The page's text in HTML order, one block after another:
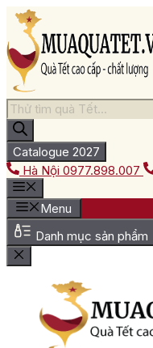
Chuyển
đến
nội
dung
Tìm
kiếm
sản
phẩm
Catalogue 2027
Hà Nội 0977.898.007
Menu
Danh mục sản phẩm